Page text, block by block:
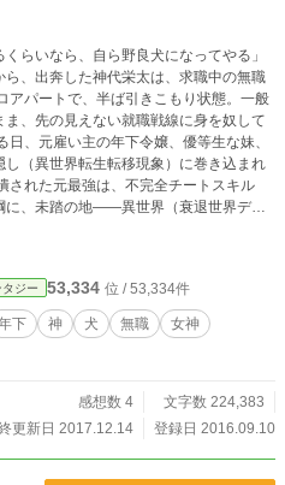
らいなら、自ら野良犬になってやる」
ら、出奔した神代栄太は、求職中の無職
パートで、半ば引きこもり状態。一般
ま、先の見えない就職戦線に身を奴して
、元雇い主の年下令嬢、優等生な妹、
し（異世界転生転移現象）に巻き込まれ
れた元最強は、不完全チートスキル
に、未踏の地――異世界（衰退世界ディ
ダイブを決行する。 そして始まる、異
タジー 53,334 位 / 53,334件
下 神 犬 無職
女神
感想数 4
文字数 224,383
更新日 2017.12.14
登録日 2016.09.10